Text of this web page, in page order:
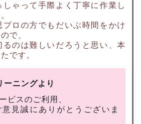
しゃって手際よく丁寧に作業し
プロの方でもだいぶ時間をかけ
で、
るのは難しいだろうと思い、本
です。
ーニングより
ビスのご利用、
見誠にありがとうございま